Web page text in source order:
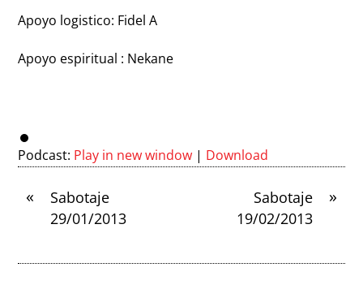
Apoyo logistico: Fidel A
Apoyo espiritual : Nekane
Podcast: Play in new window | Download
«
Sabotaje
29/01/2013
»
Sabotaje
19/02/2013